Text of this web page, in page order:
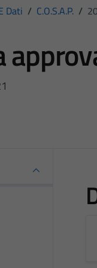
Dati / C.O.S.A.P. /